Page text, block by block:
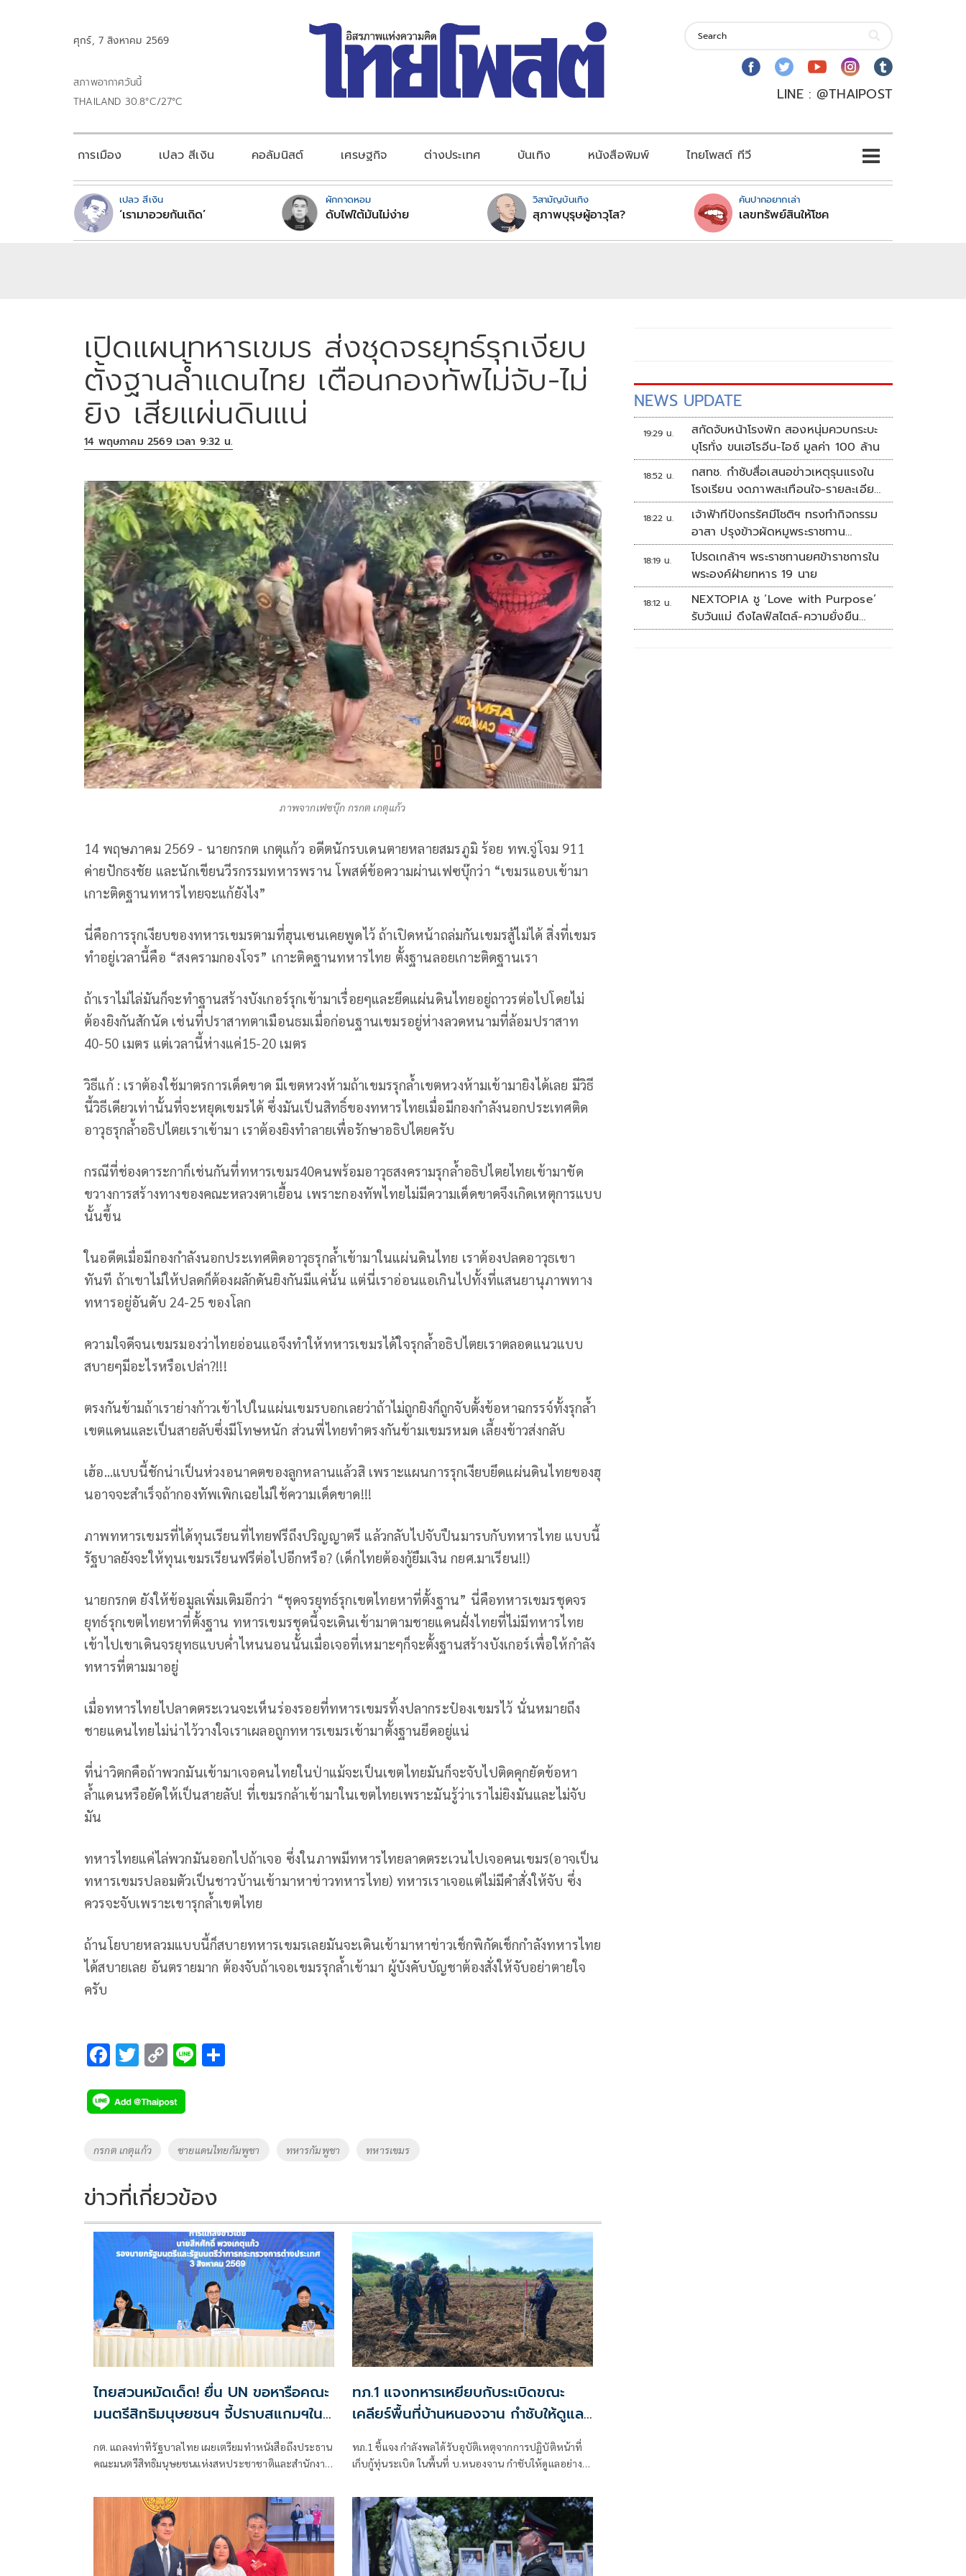
ศุกร์, 7 สิงหาคม 2569
สภาพอากาศวันนี้
THAILAND 30.8°C/27°C
LINE : @THAIPOST
การเมือง เปลว สีเงิน คอลัมนิสต์ เศรษฐกิจ ต่างประเทศ บันเทิง หนังสือพิมพ์ ไทยโพสต์ ทีวี
เปลว สีเงิน
‘เรามาอวยกันเถิด’
ผักกาดหอม
ดับไฟใต้มันไม่ง่าย
วิสามัญบันเทิง
สุภาพบุรุษผู้อาวุโส?
คันปากอยากเล่า
เลขทรัพย์สินให้โชค
เปิดแผนทหารเขมร ส่งชุดจรยุทธ์รุกเงียบ
ตั้งฐานล้ำแดนไทย เตือนกองทัพไม่จับ-ไม่
ยิง เสียแผ่นดินแน่
14 พฤษภาคม 2569 เวลา 9:32 น.
ภาพจากเฟซบุ๊ก กรกต เกตุแก้ว
14 พฤษภาคม 2569 - นายกรกต เกตุแก้ว อดีตนักรบเดนตายหลายสมรภูมิ ร้อย ทพ.จู่โจม 911
ค่ายปักธงชัย และนักเขียนวีรกรรมทหารพราน โพสต์ข้อความผ่านเฟซบุ๊กว่า “เขมรแอบเข้ามา
เกาะติดฐานทหารไทยจะแก้ยังไง”
นี่คือการรุกเงียบของทหารเขมรตามที่ฮุนเซนเคยพูดไว้ ถ้าเปิดหน้าถล่มกันเขมรสู้ไม่ได้ สิ่งที่เขมร
ทำอยู่เวลานี้คือ “สงครามกองโจร” เกาะติดฐานทหารไทย ตั้งฐานลอยเกาะติดฐานเรา
ถ้าเราไม่ไล่มันก็จะทำฐานสร้างบังเกอร์รุกเข้ามาเรื่อยๆและยึดแผ่นดินไทยอยู่ถาวรต่อไปโดยไม่
ต้องยิงกันสักนัด เช่นที่ปราสาทตาเมือนธมเมื่อก่อนฐานเขมรอยู่ห่างลวดหนามที่ล้อมปราสาท
40-50 เมตร แต่เวลานี้ห่างแค่15-20 เมตร
วิธีแก้ : เราต้องใช้มาตรการเด็ดขาด มีเขตหวงห้ามถ้าเขมรรุกล้ำเขตหวงห้ามเข้ามายิงได้เลย มีวิธี
นี้วิธีเดียวเท่านั้นที่จะหยุดเขมรได้ ซึ่งมันเป็นสิทธิ์ของทหารไทยเมื่อมีกองกำลังนอกประเทศติด
อาวุธรุกล้ำอธิปไตยเราเข้ามา เราต้องยิงทำลายเพื่อรักษาอธิปไตยครับ
กรณีที่ช่องดาระกาก็เช่นกันที่ทหารเขมร40คนพร้อมอาวุธสงครามรุกล้ำอธิปไตยไทยเข้ามาขัด
ขวางการสร้างทางของคณะหลวงตาเยื้อน เพราะกองทัพไทยไม่มีความเด็ดขาดจึงเกิดเหตุการแบบ
นั้นขึ้น
ในอดีตเมื่อมีกองกำลังนอกประเทศติดอาวุธรุกล้ำเข้ามาในแผ่นดินไทย เราต้องปลดอาวุธเขา
ทันที ถ้าเขาไม่ให้ปลดก็ต้องผลักดันยิงกันมีแค่นั้น แต่นี่เราอ่อนแอเกินไปทั้งที่แสนยานุภาพทาง
ทหารอยู่อันดับ 24-25 ของโลก
ความใจดีจนเขมรมองว่าไทยอ่อนแอจึงทำให้ทหารเขมรได้ใจรุกล้ำอธิปไตยเราตลอดแนวแบบ
สบายๆมีอะไรหรือเปล่า?!!!
ตรงกันข้ามถ้าเราย่างก้าวเข้าไปในแผ่นเขมรบอกเลยว่าถ้าไม่ถูกยิงก็ถูกจับตั้งข้อหาฉกรรจ์ทั้งรุกล้ำ
เขตแดนและเป็นสายลับซึ่งมีโทษหนัก ส่วนพี่ไทยทำตรงกันข้ามเขมรหมด เลี้ยงข้าวส่งกลับ
เฮ้อ...แบบนี้ชักน่าเป็นห่วงอนาคตของลูกหลานแล้วสิ เพราะแผนการรุกเงียบยึดแผ่นดินไทยของฮุ
นอาจจะสำเร็จถ้ากองทัพเพิกเฉยไม่ใช้ความเด็ดขาด!!!
ภาพทหารเขมรที่ได้ทุนเรียนที่ไทยฟรีถึงปริญญาตรี แล้วกลับไปจับปืนมารบกับทหารไทย แบบนี้
รัฐบาลยังจะให้ทุนเขมรเรียนฟรีต่อไปอีกหรือ? (เด็กไทยต้องกู้ยืมเงิน กยศ.มาเรียน!!)
นายกรกต ยังให้ข้อมูลเพิ่มเติมอีกว่า “ชุดจรยุทธ์รุกเขตไทยหาที่ตั้งฐาน” นี่คือทหารเขมรชุดจร
ยุทธ์รุกเขตไทยหาที่ตั้งฐาน ทหารเขมรชุดนี้จะเดินเข้ามาตามชายแดนฝั่งไทยที่ไม่มีทหารไทย
เข้าไปเขาเดินจรยุทธแบบค่ำไหนนอนนั้นเมื่อเจอที่เหมาะๆก็จะตั้งฐานสร้างบังเกอร์เพื่อให้กำลัง
ทหารที่ตามมาอยู่
เมื่อทหารไทยไปลาดตระเวนจะเห็นร่องรอยที่ทหารเขมรทิ้งปลากระป๋องเขมรไว้ นั่นหมายถึง
ชายแดนไทยไม่น่าไว้วางใจเราเผลอถูกทหารเขมรเข้ามาตั้งฐานยึดอยู่แน่
ที่น่าวิตกคือถ้าพวกมันเข้ามาเจอคนไทยในป่าแม้จะเป็นเขตไทยมันก็จะจับไปติดคุกยัดข้อหา
ล้ำแดนหรือยัดให้เป็นสายลับ! ที่เขมรกล้าเข้ามาในเขตไทยเพราะมันรู้ว่าเราไม่ยิงมันและไม่จับ
มัน
ทหารไทยแค่ไล่พวกมันออกไปถ้าเจอ ซึ่งในภาพมีทหารไทยลาดตระเวนไปเจอคนเขมร(อาจเป็น
ทหารเขมรปลอมตัวเป็นชาวบ้านเข้ามาหาข่าวทหารไทย) ทหารเราเจอแต่ไม่มีคำสั่งให้จับ ซึ่ง
ควรจะจับเพราะเขารุกล้ำเขตไทย
ถ้านโยบายหลวมแบบนี้ก็สบายทหารเขมรเลยมันจะเดินเข้ามาหาข่าวเช็กพิกัดเช็กกำลังทหารไทย
ได้สบายเลย อันตรายมาก ต้องจับถ้าเจอเขมรรุกล้ำเข้ามา ผู้บังคับบัญชาต้องสั่งให้จับอย่าตายใจ
ครับ
F
e
b
o
k
T
tt
er
C
p
y
Li
k
Li
Tags
กรกต เกตุแก้ว ชายแดนไทยกัมพูชา ทหารกัมพูชา ทหารเขมร
ข่าวที่เกี่ยวข้อง
ไทยสวนหมัดเด็ด! ยื่น UN ขอหารือคณะ
มนตรีสิทธิมนุษยชนฯ จี้ปราบสแกมฯใน
กัมพูชา โต้ยิบรายงาน 'ทอม แอนดรูว์ส'
กต. แถลงท่าทีรัฐบาลไทย เผยเตรียมทำหนังสือถึงประธาน
คณะมนตรีสิทธิมนุษยชนแห่งสหประชาชาติและสำนักงาน
ดรูส์” เสนอรายงานพิเศษพาดพิงประเทศไทย มีหลาย
ประเด็นที่ไม่เห็นด้วย ชี้กระทบความเป็นกลาง -เที่ยงธรรม
ทภ.1 แจงทหารเหยียบกับระเบิดขณะ
เคลียร์พื้นที่บ้านหนองจาน กำชับให้ดูแล
เต็มที่
ทภ.1 ชี้แจง กำลังพลได้รับอุบัติเหตุจากการปฏิบัติหน้าที่
เก็บกู้ทุ่นระเบิด ในพื้นที่ บ.หนองจาน กำชับให้ดูแลอย่างดี
ประมาท ปัจจุบันสร้างพื้นที่ปลอดภัยแล้ว 76.73%
NEWS UPDATE
19:29 น.
สกัดจับหน้าโรงพัก สองหนุ่มควบกระบะ
บุโรทั่ง ขนเฮโรอีน-ไอซ์ มูลค่า 100 ล้าน
18:52 น.
กสทช. กำชับสื่อเสนอข่าวเหตุรุนแรงใน
โรงเรียน งดภาพสะเทือนใจ-รายละเอียด
เสี่ยงเลียนแบบ
18:22 น.
เจ้าฟ้าทีปังกรรัศมีโชติฯ ทรงทำกิจกรรม
อาสา ปรุงข้าวผัดหมูพระราชทาน
ประชาชน
18:19 น.
โปรดเกล้าฯ พระราชทานยศข้าราชการใน
พระองค์ฝ่ายทหาร 19 นาย
18:12 น.
NEXTOPIA ชู ‘Love with Purpose’
รับวันแม่ ดึงไลฟ์สไตล์-ความยั่งยืน
สร้างประสบการณ์ช้อปปิงมีความหมาย